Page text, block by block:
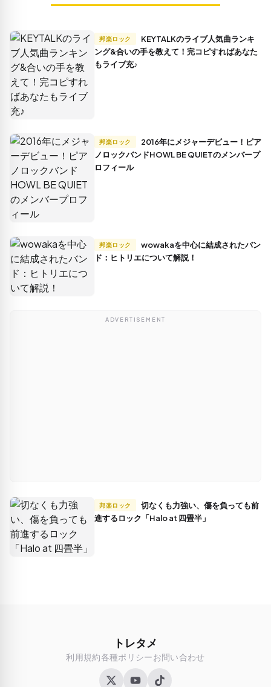
邦楽ロック
ング&合いの手を教えて！完コピすればあなた
もライブ充♪
邦楽ロック
ノロックバンドHOWL BE QUIETのメンバープ
ロフィール
邦楽ロック
ド：ヒトリエについて解説！
ADVERTISEMENT
邦楽ロック
進するロック「Halo at 四畳半」
トレタメ
利用規約各種ポリシーお問い合わせ